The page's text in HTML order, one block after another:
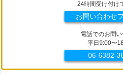
24時間受け付け
お問い合わせ
電話でのお問
平日9:00〜
06-6382-